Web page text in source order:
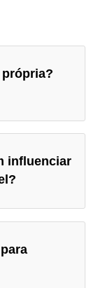
própria?
influenciar